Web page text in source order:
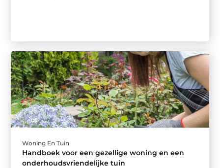
Woning En Tuin
Handboek voor een gezellige woning en een
onderhoudsvriendelijke tuin